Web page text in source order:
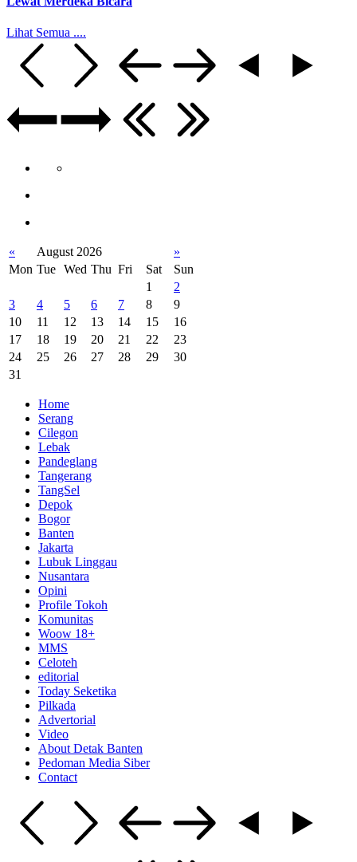
Lihat Semua ....
« August 2026
»
Mon Tue Wed Thu Fri Sat
Sun
1
2
3
4 5 6 7 8
9
10
11 12 13 14 15
16
17
18 19 20 21 22
23
24
25 26 27 28 29
30
31
Home
Serang
Cilegon
Lebak
Pandeglang
Tangerang
TangSel
Depok
Bogor
Banten
Jakarta
Lubuk Linggau
Nusantara
Opini
Profile Tokoh
Komunitas
Woow 18+
MMS
Celoteh
editorial
Today Seketika
Pilkada
Advertorial
Video
About Detak Banten
Pedoman Media Siber
Contact